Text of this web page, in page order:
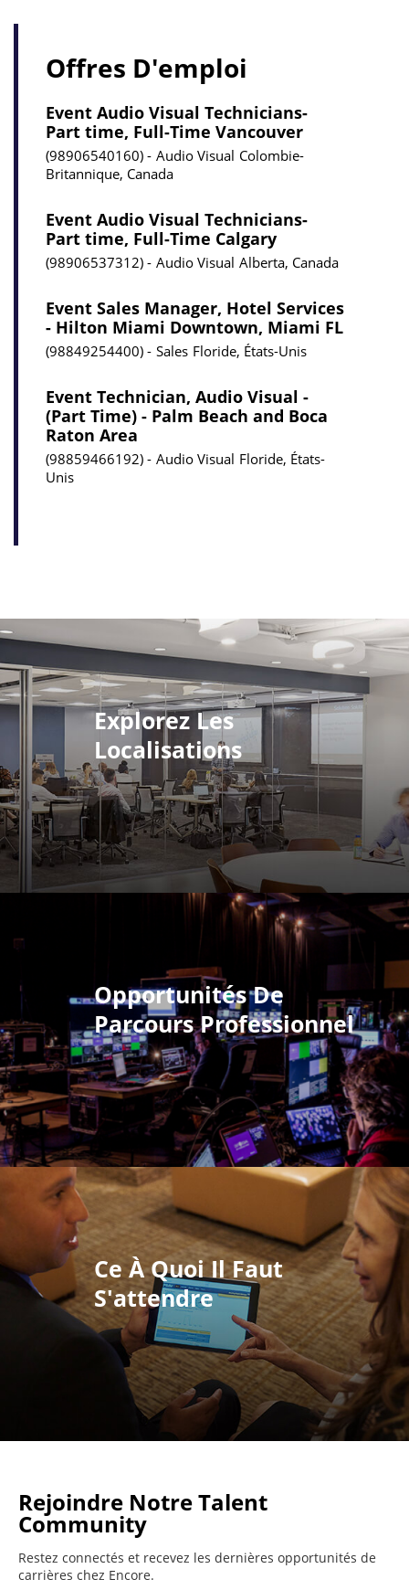
Offres D'emploi
Event Audio Visual Technicians-
Part time, Full-Time Vancouver
98906540160 Audio Visual Colombie-
Britannique, Canada
Event Audio Visual Technicians-
Part time, Full-Time Calgary
98906537312 Audio Visual Alberta, Canada
Event Sales Manager, Hotel Services
- Hilton Miami Downtown, Miami FL
98849254400 Sales Floride, États-Unis
Event Technician, Audio Visual -
(Part Time) - Palm Beach and Boca
Raton Area
98859466192 Audio Visual Floride, États-
Unis
Explorez Les
Localisations
Opportunités De
Parcours Professionnel
Ce À Quoi Il Faut
S'attendre
Rejoindre Notre Talent
Community
Restez connectés et recevez les dernières opportunités de
carrières chez Encore.